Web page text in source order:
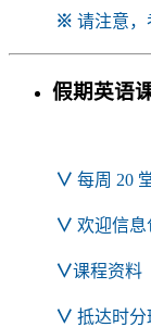
※ 请注意，
假期英语
∨ 每周 20
∨ 欢迎信息
∨课程资料
∨ 抵达时分